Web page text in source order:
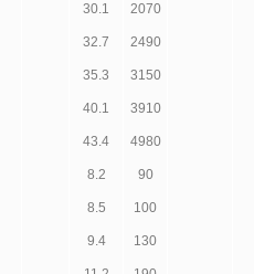
30.1 2070
32.7 2490
35.3 3150
40.1 3910
43.4 4980
8.2 90
8.5 100
9.4 130